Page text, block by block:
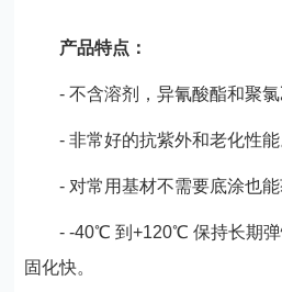
产品特点：
- 不含溶剂，异氰酸酯和聚氯
- 非常好的抗紫外和老化性能
- 对常用基材不需要底涂也能
- -40℃ 到+120℃ 保持长期弹
固化快。